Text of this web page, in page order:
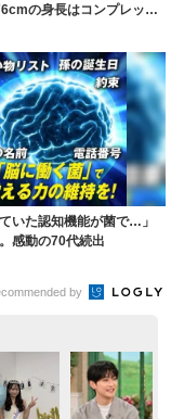
の身長はコンプレック
ていた認知機能が菌で…」
感動の70代続出
by